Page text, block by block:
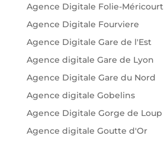
Agence Digitale Folie-Méricourt
Agence Digitale Fourviere
Agence Digitale Gare de l'Est
Agence digitale Gare de Lyon
Agence Digitale Gare du Nord
Agence digitale Gobelins
Agence Digitale Gorge de Loup
Agence digitale Goutte d'Or